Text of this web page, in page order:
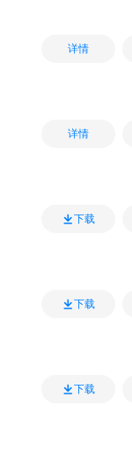
详情
详情
下载
下载
下载